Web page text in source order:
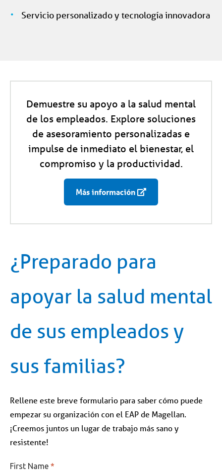
Servicio personalizado y tecnología innovadora
Demuestre su apoyo a la salud mental
de los empleados. Explore soluciones
de asesoramiento personalizadas e
impulse de inmediato el bienestar, el
compromiso y la productividad.
Más información
¿Preparado para
apoyar la salud mental
de sus empleados y
sus familias?
Rellene este breve formulario para saber cómo puede
empezar su organización con el EAP de Magellan.
¡Creemos juntos un lugar de trabajo más sano y
resistente!